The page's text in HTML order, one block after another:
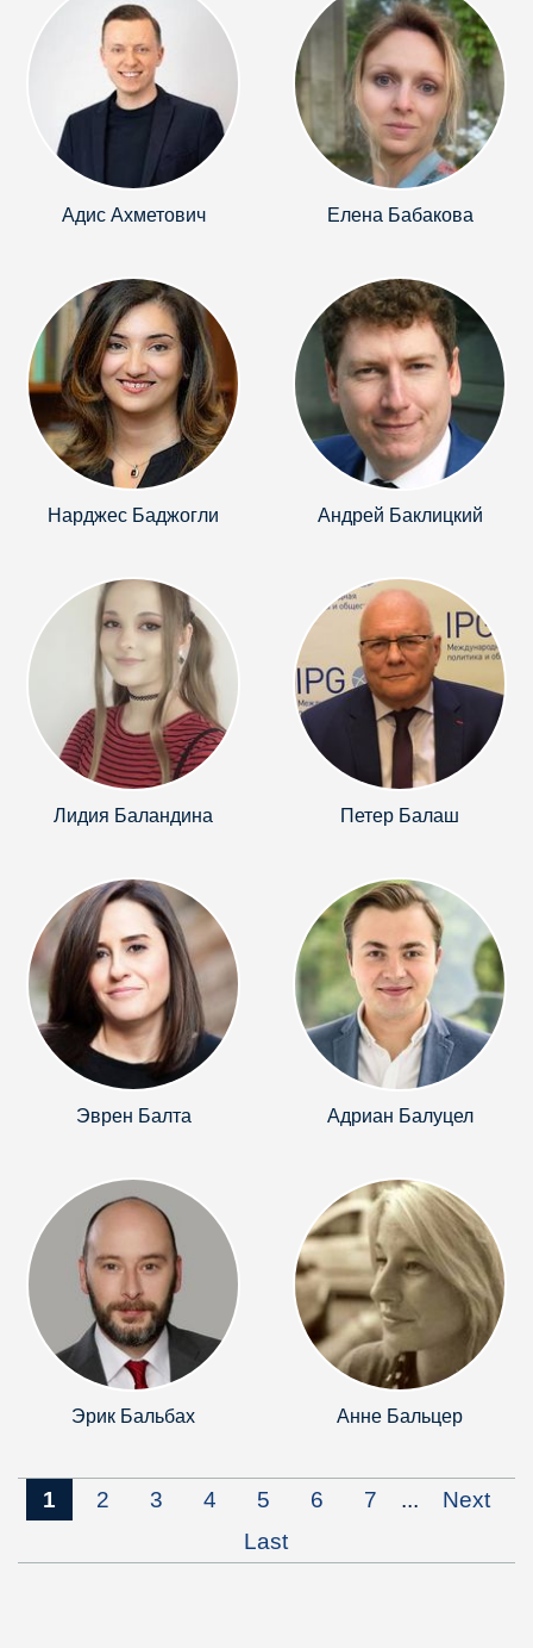
Адис Ахметович Елена Бабакова
Нарджес Баджогли Андрей Баклицкий
Лидия Баландина Петер Балаш
Эврен Балта Адриан Балуцел
Эрик Бальбах Анне Бальцер
1 2 3 4 5 6 7 ...
Next
Last